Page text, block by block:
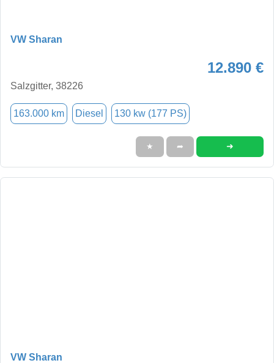
VW Sharan
12.890 €
Salzgitter, 38226
163.000 km Diesel 130 kw (177 PS)
★ ➦ ➜
VW Sharan